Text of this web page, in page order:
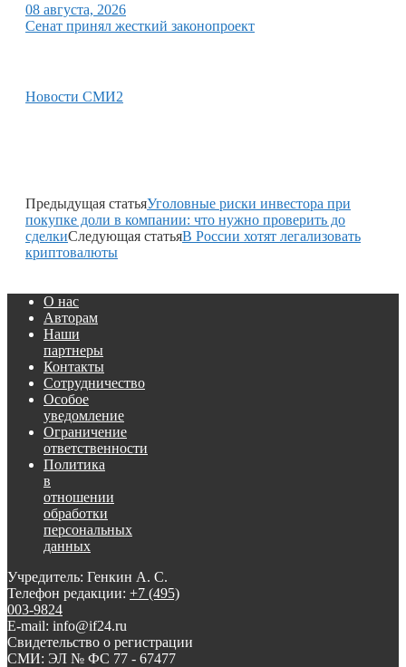
08 августа, 2026
Сенат принял жесткий законопроект
Новости СМИ2
Предыдущая статьяУголовные риски инвестора при
покупке доли в компании: что нужно проверить до
сделкиСледующая статьяВ России хотят легализовать
криптовалюты
О нас
Авторам
Наши
партнеры
Контакты
Сотрудничество
Особое
уведомление
Ограничение
ответственности
Политика
в
отношении
обработки
персональных
данных
Учредитель: Генкин А. С.
Телефон редакции: +7 (495)
003-9824
E-mail: info@if24.ru
Свидетельство о регистрации
СМИ: ЭЛ № ФС 77 - 67477